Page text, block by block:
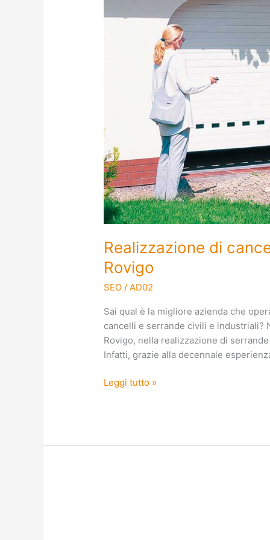
Realizzazione di
Rovigo
SEO / AD02
Sai qual è la migliore azienda che
cancelli e serrande civili e industriali?
Rovigo, nella realizzazione di
Infatti, grazie alla decennale
Leggi tutto »